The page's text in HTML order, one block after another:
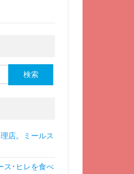
店。ミールス
ス･ヒレを食べ